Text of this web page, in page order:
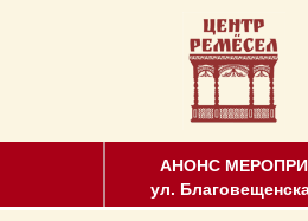
АНОНС
ул.